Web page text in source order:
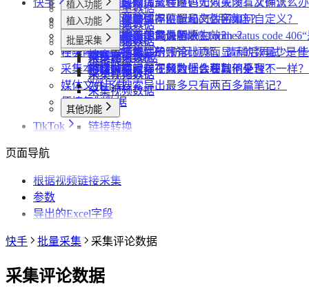
采集模式
采集历史
账号管理
任务闹钟
采集本页数据
媒体文件下载
便捷复制数据
下载插件时提示程序包无效或没有文件怎么办
为什么无法访问 Chrome 应用商店？
为什么推荐使用最新版 Chrome？
什么是自动加载验证码
如何免费获取 VIP
第三方收费下载说明
为什么不能注册账号
批量下载媒体文件时，如何关闭二次确认？
下载文件的保存位置和文件名如何自定义？
为什么配置的文件名未生效？
飞书相关问题
提示字段类型不匹配是怎么回事？
提示权限不足怎么解决？
小红书相关问题
小红书出现“Request failed with status code
小红书经常提示“访问频繁，请稍后再试”是什
小红书提示存在风险插件要如何处理？
为什么搜索导出最多只有两百多篇笔记？
抖音相关问题
为什么采集到的评论比页面显示的数量少一
为什么有时候视频数据会获取不全？
哔哩哔哩相关问题
哔哩哔哩视频下载为什么和其他平台不一样？
笔记详情页
搜索页
博主详情页
采集博主数据
采集评论数据
采集笔记数据
其他功能
链接转换
搜索页
达人详情页
视频详情页
批量采集
采集达人数据
采集视频数据
采集评论数据
其他功能
链接转换
植入功能
搜索页
UP主详情页
视频详情页
批量采集
采集评论数据
采集UP主数据
采集视频数据
其他功能
链接转换
快手
植入功能
达人详情页
搜索页
视频详情页
批量采集
采集达人数据
采集评论数据
采集视频数据
其他功能
链接转换
TikTok
视频详情页
采集达人数据
采集评论数据
其他功能
页面导航
根据视频链接采集
参数
导出的Excel字段
快手 批量采集 采集评论数据
采集评论数据